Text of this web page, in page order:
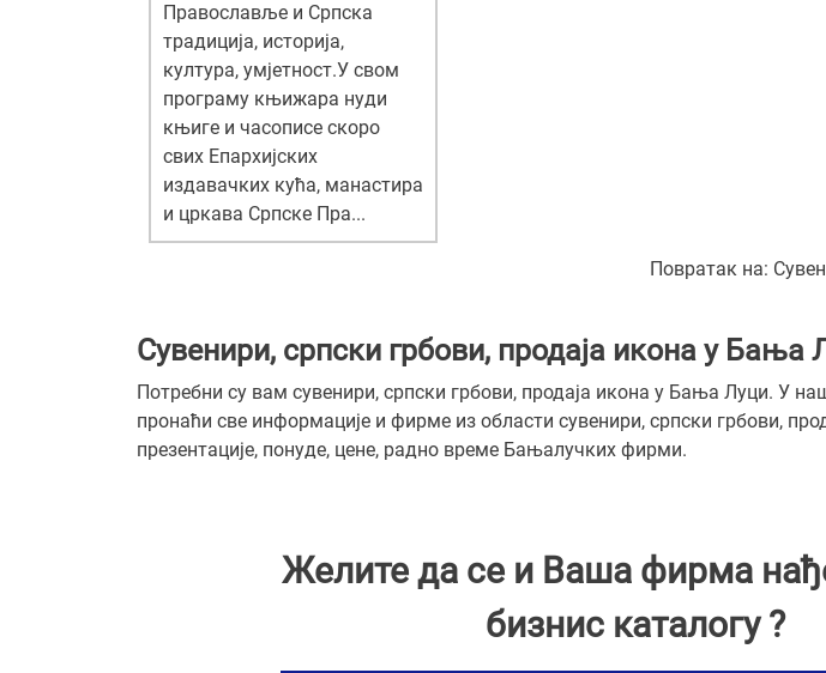
Православље и Српска
традиција, историја,
култура, умјетност.У свом
програму књижара нуди
књиге и часописе скоро
свих Епархијских
издавачких кућа, манастира
и цркава Српске Пра...
Повратак на:
Сувенири, српски грбови, продаја икона у Бања
Потребни су вам сувенири, српски грбови, продаја икона у Бања Луци. У
пронаћи све информације и фирме из области сувенири, српски грбови,
презентације, понуде, цене, радно време Бањалучких фирми.
Желите да се и Ваша фирма
бизнис каталогу ?